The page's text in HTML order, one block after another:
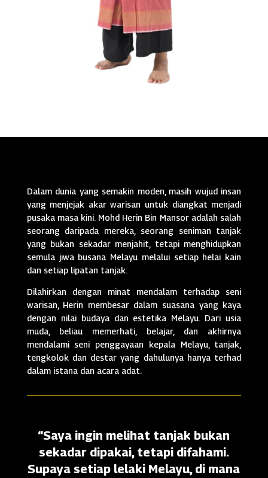
Dalam dunia yang semakin moden, masih wujud insan
yang menjejak akar warisan untuk diangkat menjadi
pusaka masa kini. Mohd Herin Bin Mansor adalah salah
seorang daripada mereka, seorang seniman tanjak
yang bukan sekadar menjahit, tetapi menghidupkan
semula jiwa busana Melayu melalui setiap helai kain
dan setiap lipatan tanjak.
Dilahirkan dengan minat mendalam terhadap seni
warisan, Herin membesar dalam suasana yang kaya
dengan nilai budaya dan estetika Melayu. Dari usia
muda, beliau memerhati, belajar, dan akhirnya
mendalami seni penggayaan kepala Melayu, tanjak,
tengkolok dan destar yang dahulunya hanya terhad
dalam istana dan acara adat.
“Saya ingin melihat tanjak bukan
sekadar dipakai, tetapi difahami.
Supaya setiap lelaki Melayu, di mana